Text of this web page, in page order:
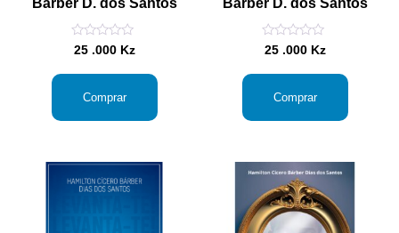
Bárber D. dos Santos
Avaliação
0
25 .000 Kz
Comprar
Bárber D. dos Santos
Avaliação
0
25 .000 Kz
Comprar